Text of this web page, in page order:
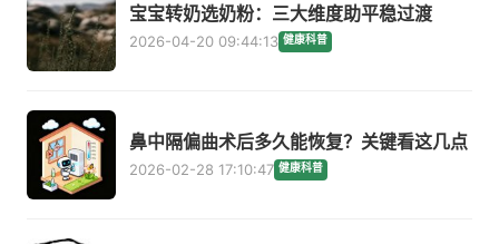
宝宝转奶选奶粉：三大维度助平稳过渡
2026-04-20 09:44:13 健康科普
鼻中隔偏曲术后多久能恢复？关键看这几点
2026-02-28 17:10:47 健康科普